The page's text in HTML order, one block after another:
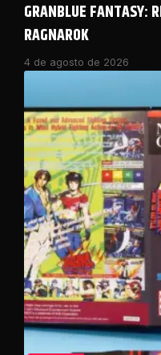
GRANBLUE FANTASY:
RAGNAROK
4 de agosto de 2026